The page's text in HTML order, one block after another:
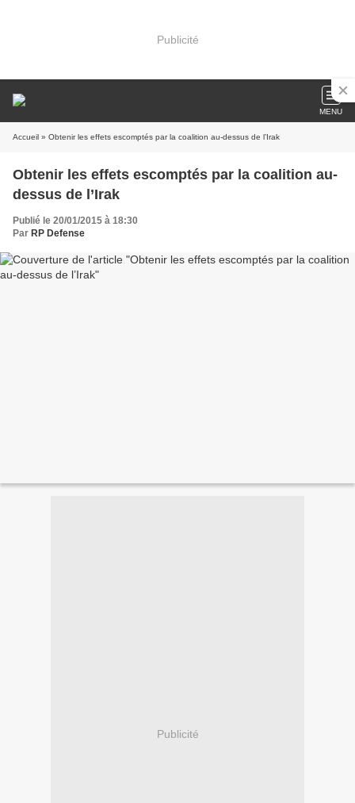
Publicité
MENU
Accueil » Obtenir les effets escomptés par la coalition au-dessus de l’Irak
Obtenir les effets escomptés par la coalition au-
dessus de l’Irak
Publié le 20/01/2015 à 18:30
Par RP Defense
Publicité